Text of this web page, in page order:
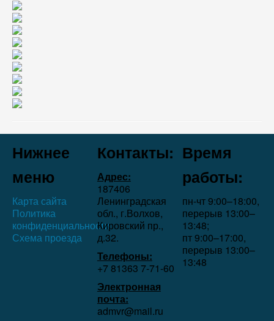
Нижнее
меню
Карта сайта
Политика
конфиденциальности
Схема проезда
Контакты:
Адрес:
187406
Ленинградская
обл., г.Волхов,
Кировский пр.,
д.32.
Телефоны:
+7 81363 7‑71-60
Электронная
почта:
admvr@mail.ru
Время
работы:
пн-чт 9:00–18:00,
перерыв 13:00–
13:48;
пт 9:00–17:00,
перерыв 13:00–
13:48